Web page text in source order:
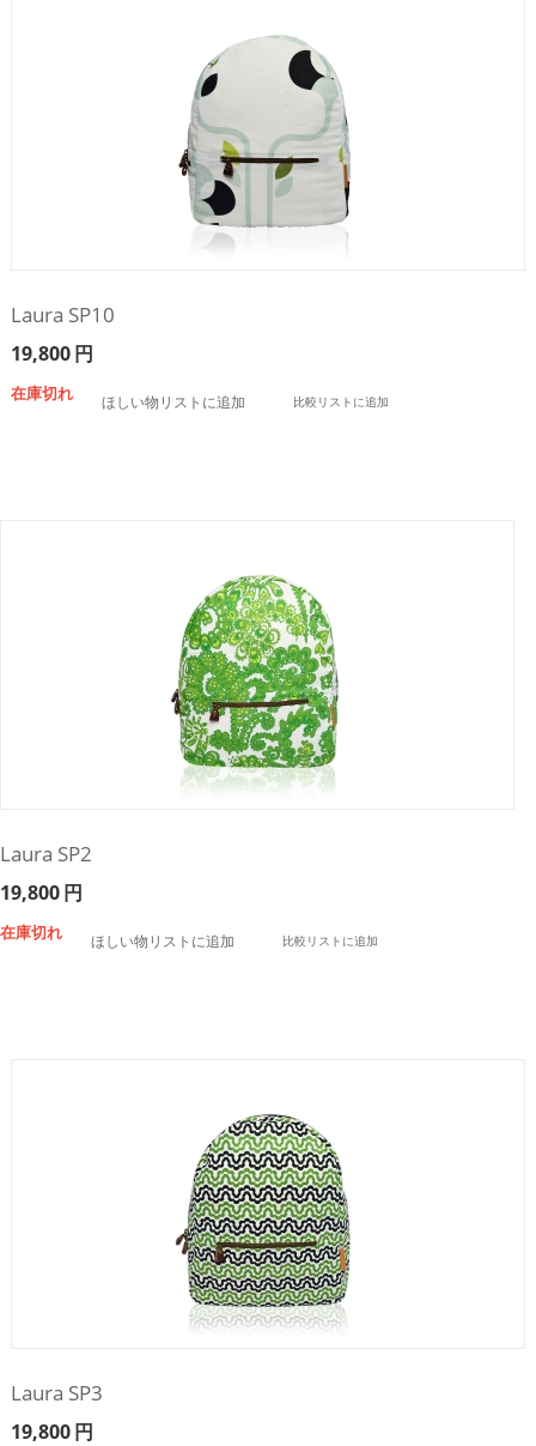
Laura SP10
19,800円
在庫切れ ほしい物リストに追加 比較リストに追加
Laura SP2
19,800円
在庫切れ ほしい物リストに追加 比較リストに追加
Laura SP3
19,800円